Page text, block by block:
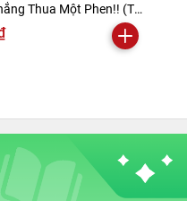
Thua Một Phen!! (Tái